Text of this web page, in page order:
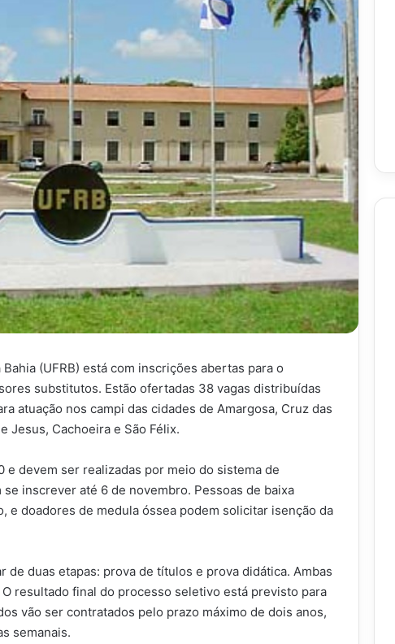
(UFRB) está com inscrições abertas para o
substitutos. Estão ofertadas 38 vagas distribuídas
atuação nos campi das cidades de Amargosa, Cruz das
Jesus, Cachoeira e São Félix.
e devem ser realizadas por meio do sistema de
inscrever até 6 de novembro. Pessoas de baixa
e doadores de medula óssea podem solicitar isenção da
de duas etapas: prova de títulos e prova didática. Ambas
resultado final do processo seletivo está previsto para
vão ser contratados pelo prazo máximo de dois anos,
semanais.